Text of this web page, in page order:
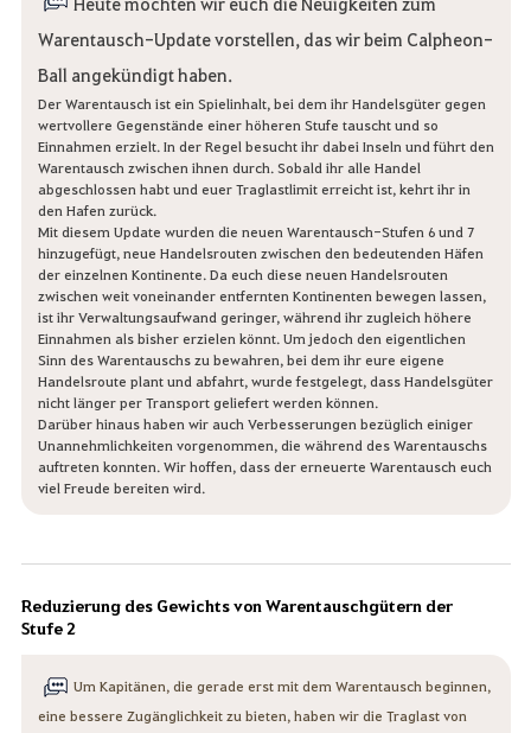
Warentausch-Update vorstellen, das wir beim Calpheon-
Ball angekündigt haben.
Der Warentausch ist ein Spielinhalt, bei dem ihr Handelsgüter gegen
wertvollere Gegenstände einer höheren Stufe tauscht und so
Einnahmen erzielt. In der Regel besucht ihr dabei Inseln und führt den
Warentausch zwischen ihnen durch. Sobald ihr alle Handel
abgeschlossen habt und euer Traglastlimit erreicht ist, kehrt ihr in
den Hafen zurück.
Mit diesem Update wurden die neuen Warentausch-Stufen 6 und 7
hinzugefügt, neue Handelsrouten zwischen den bedeutenden Häfen
der einzelnen Kontinente. Da euch diese neuen Handelsrouten
zwischen weit voneinander entfernten Kontinenten bewegen lassen,
ist ihr Verwaltungsaufwand geringer, während ihr zugleich höhere
Einnahmen als bisher erzielen könnt. Um jedoch den eigentlichen
Sinn des Warentauschs zu bewahren, bei dem ihr eure eigene
Handelsroute plant und abfahrt, wurde festgelegt, dass Handelsgüter
nicht länger per Transport geliefert werden können.
Darüber hinaus haben wir auch Verbesserungen bezüglich einiger
Unannehmlichkeiten vorgenommen, die während des Warentauschs
auftreten konnten. Wir hoffen, dass der erneuerte Warentausch euch
viel Freude bereiten wird.
Reduzierung des Gewichts von Warentauschgütern der
Stufe 2
Um Kapitänen, die gerade erst mit dem Warentausch beginnen,
eine bessere Zugänglichkeit zu bieten, haben wir die Traglast von